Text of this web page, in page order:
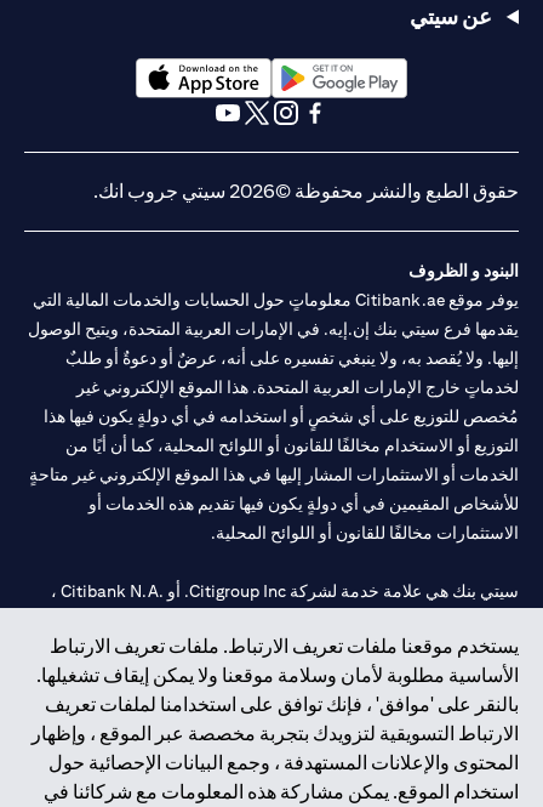
يستخدم موقعنا ملفات تعريف الارتباط. ملفات تعريف الارتباط
الأساسية مطلوبة لأمان وسلامة موقعنا ولا يمكن إيقاف تشغيلها.
بالنقر على 'موافق' ، فإنك توافق على استخدامنا لملفات تعريف
الارتباط التسويقية لتزويدك بتجربة مخصصة عبر الموقع ، وإظهار
المحتوى والإعلانات المستهدفة ، وجمع البيانات الإحصائية حول
استخدام الموقع. يمكن مشاركة هذه المعلومات مع شركائنا في
عن سيتي
opens in a new tab
opens in a new tab
حقوق الطبع والنشر محفوظة ©2026 سيتي جروب انك.
البنود و الظروف
يوفر موقع Citibank.ae معلوماتٍ حول الحسابات والخدمات المالية التي
يقدمها فرع سيتي بنك إن.إيه. في الإمارات العربية المتحدة، ويتيح الوصول
إليها. ولا يُقصد به، ولا ينبغي تفسيره على أنه، عرضٌ أو دعوةٌ أو طلبٌ
لخدماتٍ خارج الإمارات العربية المتحدة. هذا الموقع الإلكتروني غير
مُخصص للتوزيع على أي شخصٍ أو استخدامه في أي دولةٍ يكون فيها هذا
التوزيع أو الاستخدام مخالفًا للقانون أو اللوائح المحلية، كما أن أيًا من
الخدمات أو الاستثمارات المشار إليها في هذا الموقع الإلكتروني غير متاحةٍ
للأشخاص المقيمين في أي دولةٍ يكون فيها تقديم هذه الخدمات أو
الاستثمارات مخالفًا للقانون أو اللوائح المحلية.
سيتي بنك هي علامة خدمة لشركة Citigroup Inc. أو .Citibank N.A ،
سيتي بنك إن. إيه. الإمارات مسجل لدى مصرف الإمارات المركزي تحت
أرقام التراخيص 202563 لفرع الوصل في دبي، 531989 لفرع مول
الإمارات في دبي، و CN-1002019 لفرع أبوظبي. هاتف: 4000 311 04.
فرع سيتي بنك إن إيه - الإمارات العربية المتحدة مرخص من مصرف
الإمارات العربية المتحدة المركزي كفرع لبنك أجنبي.